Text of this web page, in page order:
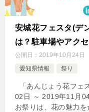
安城花フェスタ(デ
は？駐車場やアク
公開日： 2019年10月24日
愛知県情報
祭り
「あんじょう花フェ
02日 ～ 2019年11月
お祭りは、花の魅力